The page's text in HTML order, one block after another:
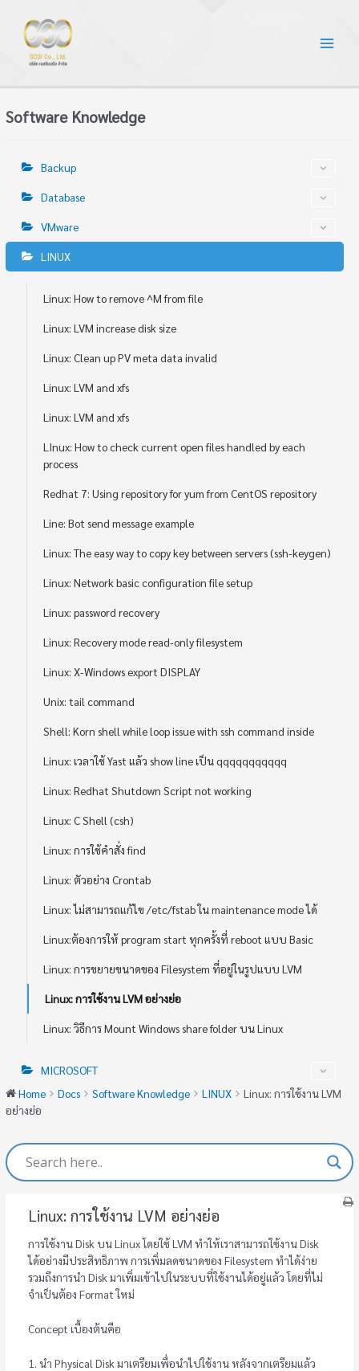
Software Knowledge
Backup
Database
VMware
LINUX
Linux: How to remove ^M from file
Linux: LVM increase disk size
Linux: Clean up PV meta data invalid
Linux: LVM and xfs
Linux: LVM and xfs
LInux: How to check current open files handled by each
process
Redhat 7: Using repository for yum from CentOS repository
Line: Bot send message example
Linux: The easy way to copy key between servers (ssh-keygen)
Linux: Network basic configuration file setup
Linux: password recovery
Linux: Recovery mode read-only filesystem
Linux: X-Windows export DISPLAY
Unix: tail command
Shell: Korn shell while loop issue with ssh command inside
Linux: เวลาใช้ Yast แล้ว show line เป็น qqqqqqqqqqq
Linux: Redhat Shutdown Script not working
Linux: C Shell (csh)
Linux: การใช้คำสั่ง find
Linux: ตัวอย่าง Crontab
Linux: ไม่สามารถแก้ไข /etc/fstab ใน maintenance mode ได้
Linux:ต้องการให้ program start ทุกครั้งที่ reboot แบบ Basic
Linux: การขยายขนาดของ Filesystem ที่อยู่ในรูปแบบ LVM
Linux: การใช้งาน LVM อย่างย่อ
Linux: วิธีการ Mount Windows share folder บน Linux
MICROSOFT
Home
Docs Software Knowledge LINUX
Linux: การใช้งาน LVM
อย่างย่อ
Linux: การใช้งาน LVM อย่างย่อ
การใช้งาน Disk บน Linux โดยใช้ LVM ทำให้เราสามารถใช้งาน Disk
ได้อย่างมีประสิทธิภาพ การเพิ่มลดขนาดของ Filesystem ทำได้ง่าย
รวมถึงการนำ Disk มาเพิ่มเข้าไปในระบบที่ใช้งานได้อยู่แล้ว โดยที่ไม่
จำเป็นต้อง Format ใหม่
Concept เบื้องต้นคือ
1. นำ Physical Disk มาเตรียมเพื่อนำไปใช้งาน หลังจากเตรียมแล้ว